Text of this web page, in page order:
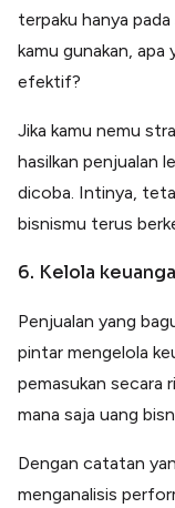
terpaku hanya
kamu gunakan, apa
efektif?
Jika kamu nemu
hasilkan penjualan
dicoba. Intinya,
bisnismu terus
6. Kelola
Penjualan yang
pintar mengelola
pemasukan secara
mana saja uang
Dengan catatan
menganalisis